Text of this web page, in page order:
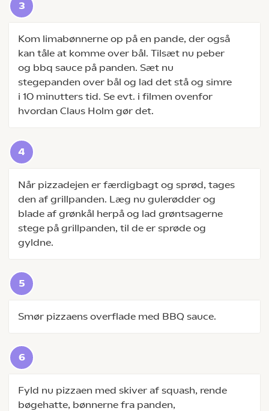
Kom limabønnerne op på en pande, der også
kan tåle at komme over bål. Tilsæt nu peber
og bbq sauce på panden. Sæt nu
stegepanden over bål og lad det stå og simre
i 10 minutters tid. Se evt. i filmen ovenfor
hvordan Claus Holm gør det.
Når pizzadejen er færdigbagt og sprød, tages
den af grillpanden. Læg nu gulerødder og
blade af grønkål herpå og lad grøntsagerne
stege på grillpanden, til de er sprøde og
gyldne.
Smør pizzaens overflade med BBQ sauce.
Fyld nu pizzaen med skiver af squash, rende
bøgehatte, bønnerne fra panden,